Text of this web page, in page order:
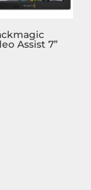
Assist 7”